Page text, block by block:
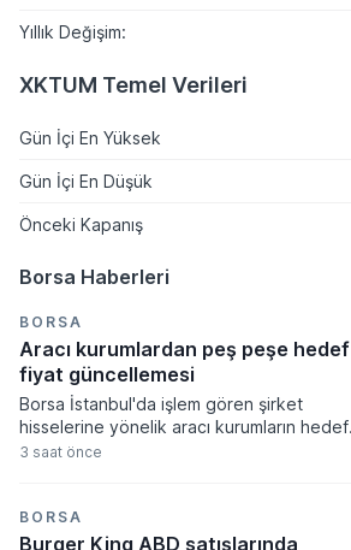
Yıllık Değişim:
XKTUM Temel Verileri
Gün İçi En Yüksek
Gün İçi En Düşük
Önceki Kapanış
Borsa Haberleri
BORSA
Aracı kurumlardan peş peşe hedef
fiyat güncellemesi
Borsa İstanbul'da işlem gören şirket
hisselerine yönelik aracı kurumların hedef
fiyat güncellemeleri bugün oldukça yoğun
dikkat çekerken, Türk Telekom ve Logo
Yazılım gibi hisselerde ise kurumların
3 saat önce
BORSA
Burger King ABD satışlarında